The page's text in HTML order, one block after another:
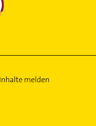
Inhalte melden